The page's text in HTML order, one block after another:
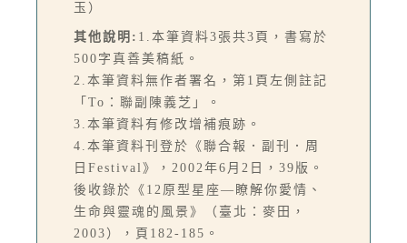
玉）
其他說明: 1.本筆資料3張共3頁，書寫於
500字真善美稿紙。
2.本筆資料無作者署名，第1頁左側註記
「To：聯副陳義芝」。
3.本筆資料有修改增補痕跡。
4.本筆資料刊登於《聯合報．副刊．周
日Festival》，2002年6月2日，39版。
後收錄於《12原型星座—瞭解你愛情、
生命與靈魂的風景》（臺北：麥田，
2003），頁182-185。